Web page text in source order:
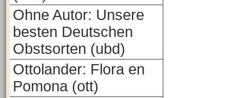
Ohne Autor: Unsere
besten Deutschen
Obstsorten (ubd)
Ottolander: Flora en
Pomona (ott)